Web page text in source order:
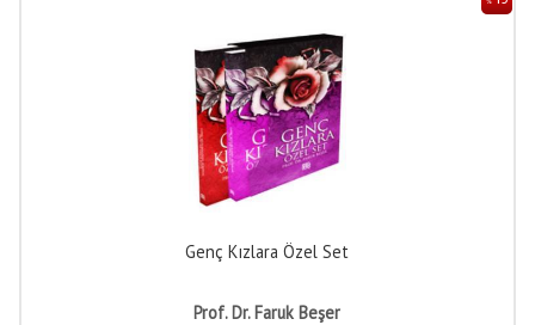
Genç Kızlara Özel Set
Prof. Dr. Faruk Beşer